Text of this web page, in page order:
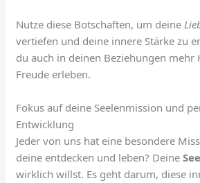
Nutze diese Botschaften, um deine
vertiefen und deine innere Stärke zu
du auch in deinen Beziehungen mehr
Freude erleben.
Fokus auf deine Seelenmission und
Entwicklung
Jeder von uns hat eine besondere
deine entdecken und leben? Deine
wirklich willst. Es geht darum, diese